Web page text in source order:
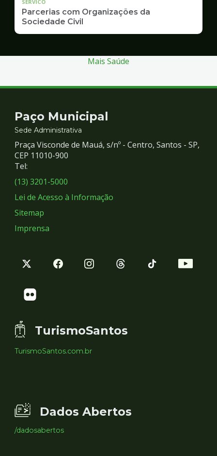
SERVICO
Parcerias com Organizações da
Sociedade Civil
Mais Saúde
Contato
e
Redes
Sociais
Paço Municipal
Sede Administrativa
Praça Visconde de Mauá, s/nº - Centro, Santos - SP,
CEP 11010-900
Tel:
(13) 3201-5000
Lei de Acesso à Informação
Sitemap
Imprensa
TurismoSantos
TurismoSantos.com.br
Dados Abertos
/dadosabertos